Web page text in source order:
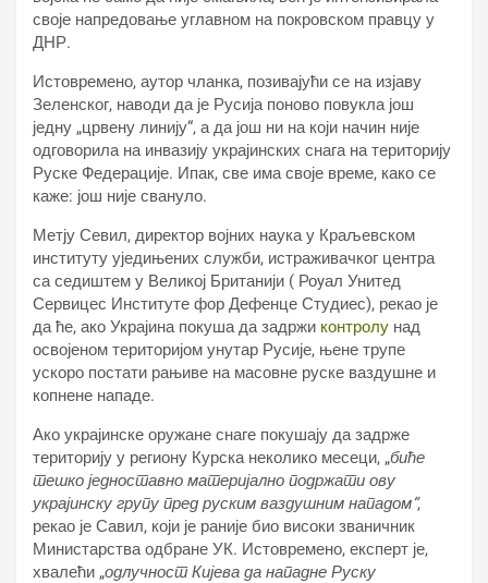
своје напредовање углавном на покровском правцу у
ДНР.
Истовремено, аутор чланка, позивајући се на изјаву
Зеленског, наводи да је Русија поново повукла још
једну „црвену линију“, а да још ни на који начин није
одговорила на инвазију украјинских снага на територију
Руске Федерације. Ипак, све има своје време, како се
каже: још није свануло.
Метју Севил, директор војних наука у Краљевском
институту уједињених служби, истраживачког центра
са седиштем у Великој Британији ( Роyал Унитед
Сервицес Институте фор Дефенце Студиес), рекао је
да ће, ако Украјина покуша да задржи контролу над
освојеном територијом унутар Русије, њене трупе
ускоро постати рањиве на масовне руске ваздушне и
копнене нападе.
Ако украјинске оружане снаге покушају да задрже
територију у региону Курска неколико месеци, „биће
тешко једноставно материјално подржати ову
украјинску групу пред руским ваздушним нападом“,
рекао је Савил, који је раније био високи званичник
Министарства одбране УК. Истовремено, експерт је,
хвалећи „одлучност Кијева да нападне Руску